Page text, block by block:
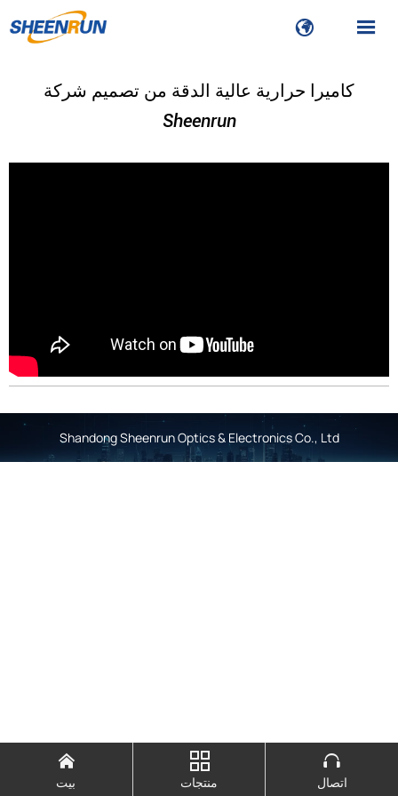
 
كاميرا حرارية عالية الدقة من تصميم شركة
Sheenrun
Shandong Sheenrun Optics & Electronics Co., Ltd

بيت

منتجات

اتصال